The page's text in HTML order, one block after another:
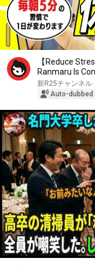
【Reduce
Ranmaru Is
新R25チャンネル
Auto-dubbed